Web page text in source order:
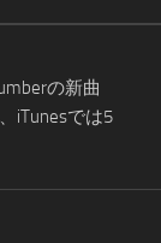
の新曲
iTunesでは5